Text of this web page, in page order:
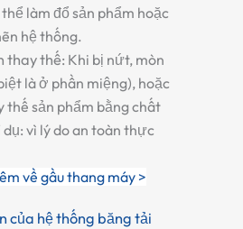
làm đổ sản phẩm hoặc
hệ thống.
thay thế: Khi bị nứt, mòn
là ở phần miệng), hoặc
thế sản phẩm bằng chất
dụ: vì lý do an toàn thực
về gầu thang máy >
của hệ thống băng tải